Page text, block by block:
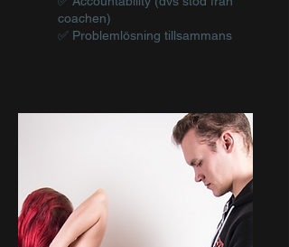
coachen)
✅ Problemlösning tillsammans